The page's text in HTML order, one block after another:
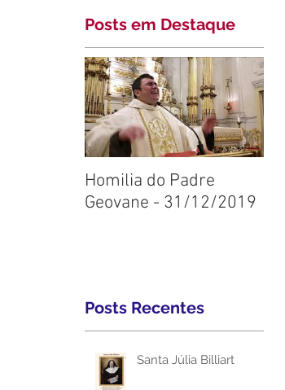
Posts em Destaque
Homilia do Padre
Geovane - 31/12/2019
Posts Recentes
Santa Júlia Billiart